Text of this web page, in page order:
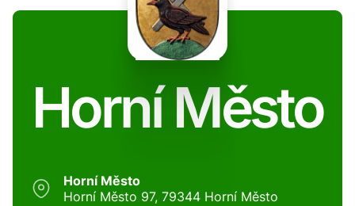
Horní Město
Horní Město
Horní Město 97, 79344 Horní Město